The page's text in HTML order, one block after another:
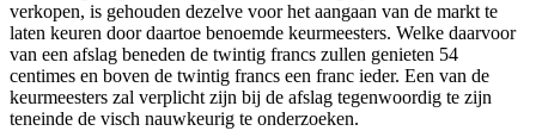
verkopen, is gehouden dezelve voor het aangaan van de markt te
laten keuren door daartoe benoemde keurmeesters. Welke daarvoor
van een afslag beneden de twintig francs zullen genieten 54
centimes en boven de twintig francs een franc ieder. Een van de
keurmeesters zal verplicht zijn bij de afslag tegenwoordig te zijn
teneinde de visch nauwkeurig te onderzoeken.